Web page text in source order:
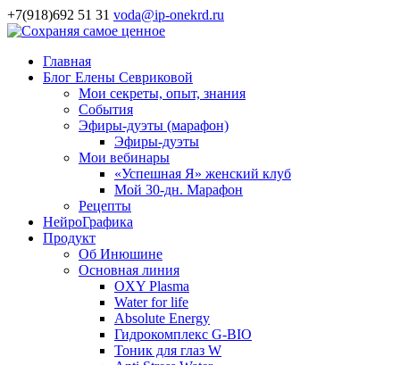
+7(918)692 51 31 voda@ip-onekrd.ru
Главная
Блог Елены Севриковой
Мои секреты, опыт, знания
События
Эфиры-дуэты (марафон)
Эфиры-дуэты
Мои вебинары
«Успешная Я» женский клуб
Мой 30-дн. Марафон
Рецепты
НейроГрафика
Продукт
Об Инюшине
Основная линия
OXY Plasma
Water for life
Absolute Energy
Гидрокомплекс G-BIO
Тоник для глаз W